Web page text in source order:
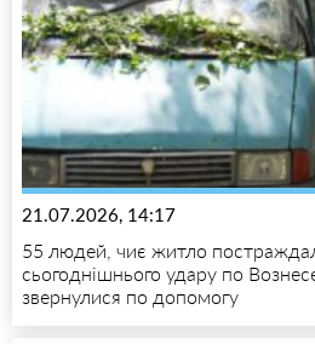
21.07.2026, 14:17
55 людей, чиє житло
сьогоднішнього удару по
звернулися по допомогу